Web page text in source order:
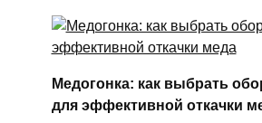
Медогонка: как выбрать
для эффективной откачки